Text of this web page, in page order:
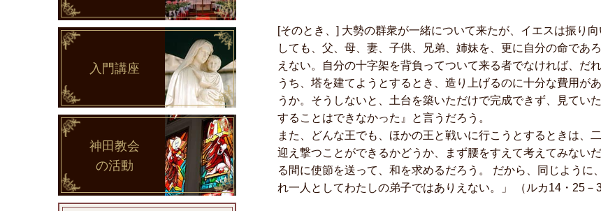
[そのとき、] 大勢の群衆が一緒について来たが、イエスは振り
しても、父、母、妻、子供、兄弟、姉妹を、更に自分の命であ
えない。自分の十字架を背負ってついて来る者でなければ、だ
うち、塔を建てようとするとき、造り上げるのに十分な費用が
うか。そうしないと、土台を築いただけで完成できず、見てい
することはできなかった』と言うだろう。
また、どんな王でも、ほかの王と戦いに行こうとするときは、
迎え撃つことができるかどうか、まず腰をすえて考えてみない
る間に使節を送って、和を求めるだろう。 だから、同じよう
れ一人としてわたしの弟子ではありえない。」 （ルカ14・25－
入門講座
神田教会
の活動